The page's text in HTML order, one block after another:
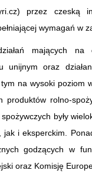
przez
wymagań w
mających
unijnym oraz
na wysoki poziom
produktów rolno-
były
i eksperckim.
godzących w
oraz Komisję